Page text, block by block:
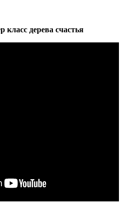
класс дерева счастья